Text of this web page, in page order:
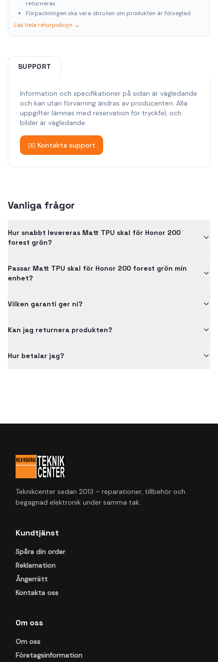
returneras
Förpackningen ska vara obruten om produkten är förseglad
Läs hela returpolicyn →
SUPPORT
Information och specifikationer på sidan är vägledande
och kan utan förvarning ändras av producenten. Alla
uppgifter lämnas med reservation för tryckfel, och
bilder är vägledande.
✉️ Kontakta support
Vanliga frågor
Hur snabbt levereras Matt TPU skal för Honor 200
forest grön?
Passar Matt TPU skal för Honor 200 forest grön min
enhet?
Vilken garanti ger ni?
Kan jag returnera produkten?
Hur betalar jag?
Teknikcenter sedan 2013 – reparationer, tillbehör och
begagnad elektronik under samma tak.
Kundtjänst
Spåra din order
Reklamation
Ångerrätt
Kontakta oss
Om oss
Om oss
Företagsinformation